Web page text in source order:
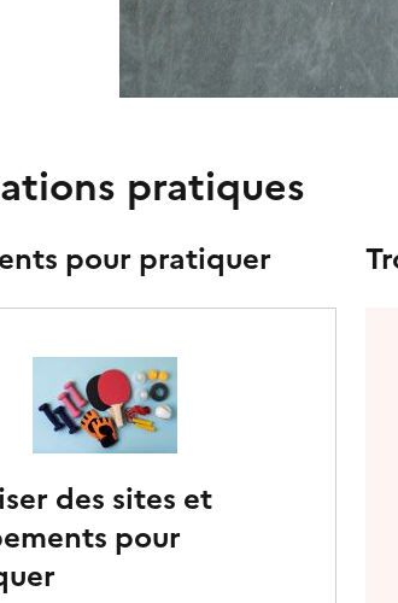
pratiques
pour pratiquer
des sites et
pour